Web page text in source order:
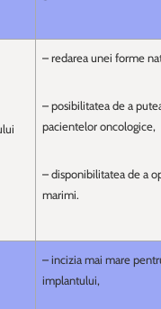
– redarea unei forme
– posibilitatea de a
pacientelor oncologice,
– disponibilitatea de a
marimi.
– incizia mai mare
implantului,